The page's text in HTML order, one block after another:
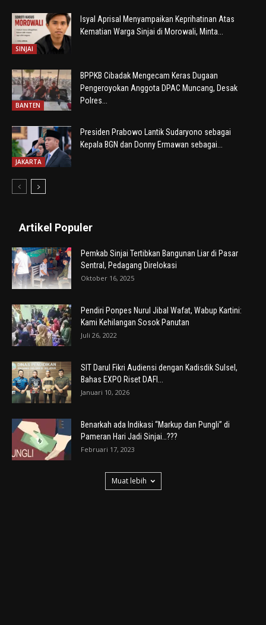
SINJAI
Isyal Aprisal Menyampaikan Keprihatinan Atas
Kematian Warga Sinjai di Morowali, Minta...
BANTEN
BPPKB Cibadak Mengecam Keras Dugaan
Pengeroyokan Anggota DPAC Muncang, Desak
Polres...
JAKARTA
Presiden Prabowo Lantik Sudaryono sebagai
Kepala BGN dan Donny Ermawan sebagai...
Artikel Populer
Pemkab Sinjai Tertibkan Bangunan Liar di Pasar
Sentral, Pedagang Direlokasi
Oktober 16, 2025
Pendiri Ponpes Nurul Jibal Wafat, Wabup Kartini:
Kami Kehilangan Sosok Panutan
Juli 26, 2022
SIT Darul Fikri Audiensi dengan Kadisdik Sulsel,
Bahas EXPO Riset DAFI...
Januari 10, 2026
Benarkah ada Indikasi “Markup dan Pungli” di
Pameran Hari Jadi Sinjai…???
Februari 17, 2023
Muat lebih